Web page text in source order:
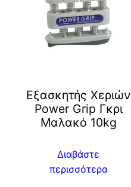
Εξασκητής Χεριών
Power Grip Γκρι
Μαλακό 10kg
Διαβάστε
περισσότερα